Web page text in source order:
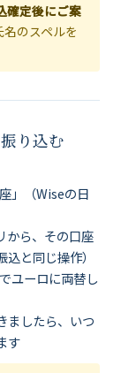
確定後にご案
のスペルを
り込む
」（Wiseの日
から、その口座
と同じ操作）
ユーロに両替し
ましたら、いつ
す